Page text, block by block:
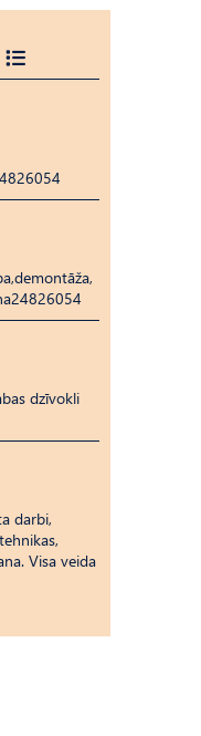
dzīvokli
darbi,
Visa veida